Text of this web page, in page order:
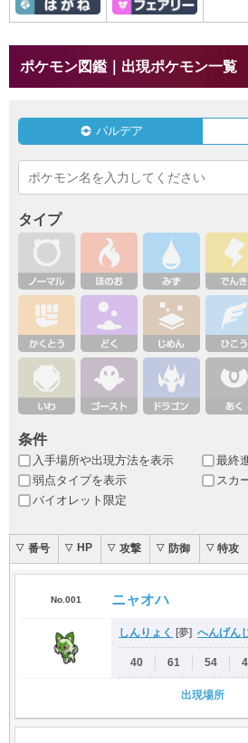
ポケモン図鑑｜出現ポケモン一覧
パルデア
タイプ
条件
入手場所や出現方法を表示
最終
弱点タイプを表示
スカ
バイオレット限定
番号
▽ HP
▽ 攻撃
▽ 防御
▽ 特攻
▽
No.001 ニャオハ
しんりょく [夢] へんげん
40 61 54
出現場所